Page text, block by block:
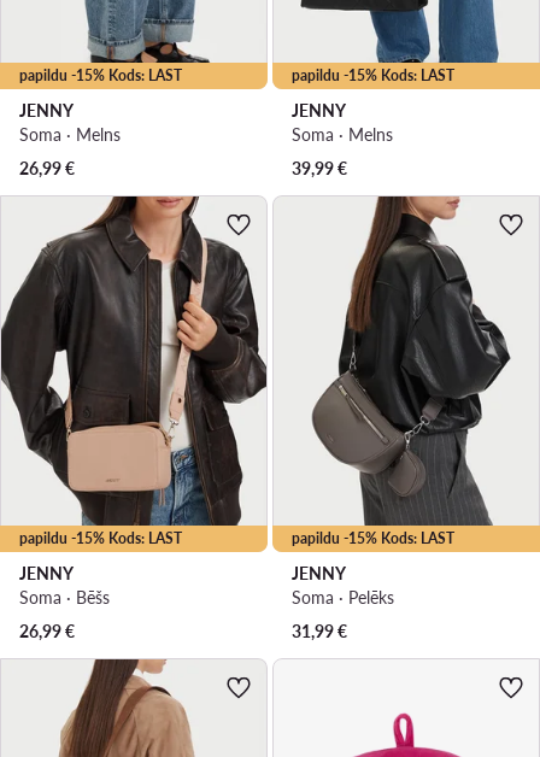
papildu -15% Kods: LAST
JENNY
Soma · Melns
26,99€
papildu -15% Kods: LAST
JENNY
Soma · Melns
39,99€
papildu -15% Kods: LAST
JENNY
Soma · Bēšs
26,99€
papildu -15% Kods: LAST
JENNY
Soma · Pelēks
31,99€